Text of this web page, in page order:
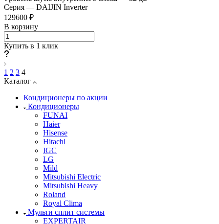
Серия — DAIJIN Inverter
129600 ₽
В корзину
Купить в 1 клик
1 2 3 4
Каталог
Кондиционеры по акции
Кондиционеры
FUNAI
Haier
Hisense
Hitachi
IGC
LG
Mild
Mitsubishi Electric
Mitsubishi Heavy
Roland
Royal Clima
Мульти сплит системы
EXPERTAIR